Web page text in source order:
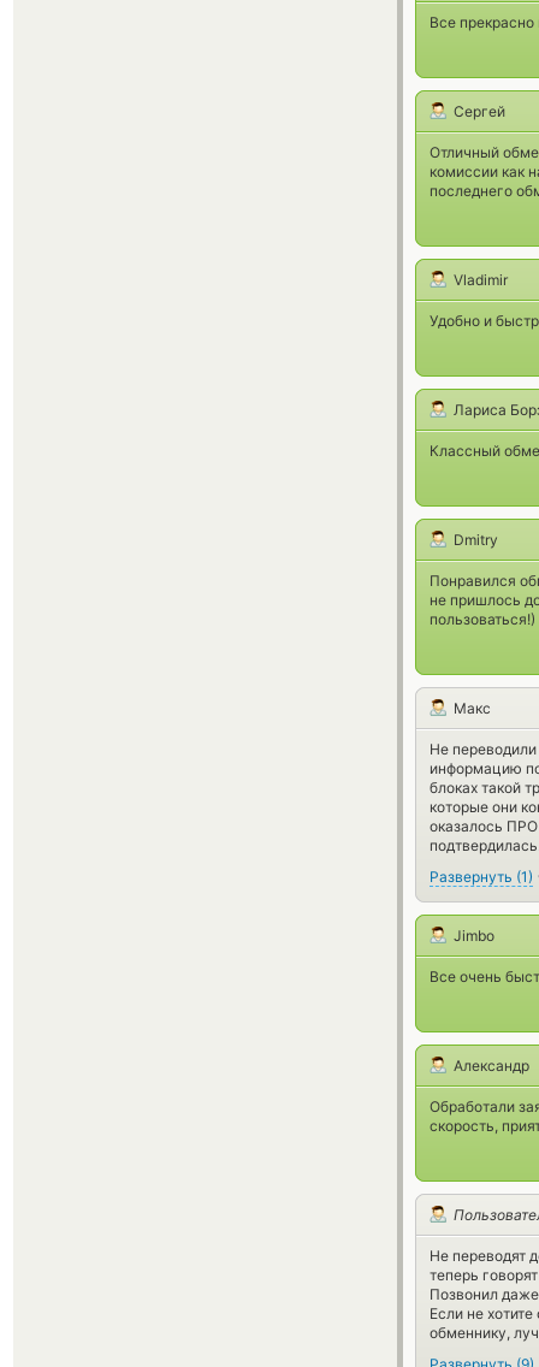
Все прекрасно
Сергей
Отличный
комиссии как
последнего
Vladimir
Удобно и
Лариса
Классный
Dmitry
Понравился
не пришлось
пользоваться!)
Макс
Не переводили
информацию
блоках такой
которые они
оказалось
Развернуть (1)
Jimbo
Все очень
Александр
Обработали
скорость,
Не переводят
теперь
Позвонил
Если не
обменнику,